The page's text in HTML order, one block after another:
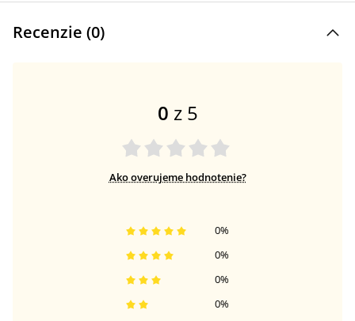
Recenzie (0)
0 z 5
Ako overujeme hodnotenie?
0%
0%
0%
0%